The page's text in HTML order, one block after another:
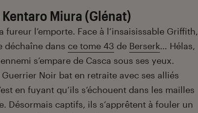
Miura (Glénat)
fureur l’emporte. Face à l’insaisissable Griffith,
déchaîne dans ce tome 43 de Berserk… Hélas,
s’empare de Casca sous ses yeux.
Noir bat en retraite avec ses alliés
en fuyant qu’ils s’échouent dans les mailles
Désormais captifs, ils s’apprêtent à fouler un